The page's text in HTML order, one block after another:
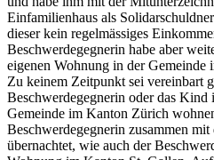
Einfamilienhaus als
dieser kein regelmässiges
Beschwerdegegnerin habe aber
eigenen Wohnung in der
Zu keinem Zeitpunkt sei vereinbart
Beschwerdegegnerin oder das
Gemeinde im Kanton Zürich
Beschwerdegegnerin zusammen
übernachtet, wie auch der